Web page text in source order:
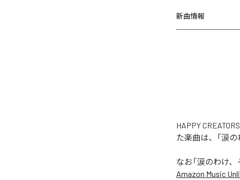
新曲情報
HAPPY
た楽曲は、「涙
なお「涙のわけ、
Amazon Music